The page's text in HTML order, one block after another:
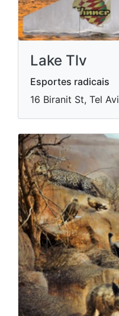
Lake Tlv
Esportes radicais
16 Biranit St, Tel